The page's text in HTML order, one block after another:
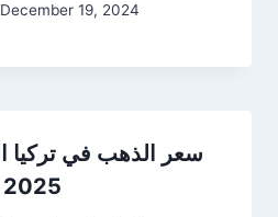
December 19, 2024
2025